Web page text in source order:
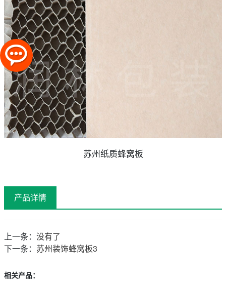
苏州纸质蜂窝板
产品详情
上一条： 没有了
下一条： 苏州装饰蜂窝板3
相关产品：